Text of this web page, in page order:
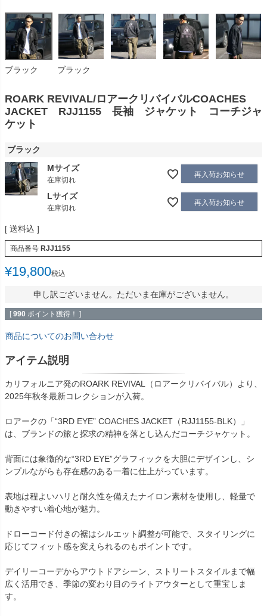
ブラック ブラック
ROARK REVIVAL/ロアークリバイバルCOACHES
JACKET RJJ1155 長袖 ジャケット コーチジャ
ケット
ブラック
Mサイズ
在庫切れ
再入荷お知らせ
Lサイズ
在庫切れ
再入荷お知らせ
送料込
商品番号 RJJ1155
¥19,800税込
申し訳ございません。ただいま在庫がございません。
[ 990 ポイント獲得！ ]
商品についてのお問い合わせ
アイテム説明
カリフォルニア発のROARK REVIVAL（ロアークリバイバル）より、
2025年秋冬最新コレクションが入荷。
ロアークの「“3RD EYE” COACHES JACKET（RJJ1155-BLK）」
は、ブランドの旅と探求の精神を落とし込んだコーチジャケット。
背面には象徴的な“3RD EYE”グラフィックを大胆にデザインし、シ
ンプルながらも存在感のある一着に仕上がっています。
表地は程よいハリと耐久性を備えたナイロン素材を使用し、軽量で
動きやすい着心地が魅力。
ドローコード付きの裾はシルエット調整が可能で、スタイリングに
応じてフィット感を変えられるのもポイントです。
デイリーコーデからアウトドアシーン、ストリートスタイルまで幅
広く活用でき、季節の変わり目のライトアウターとして重宝しま
す。